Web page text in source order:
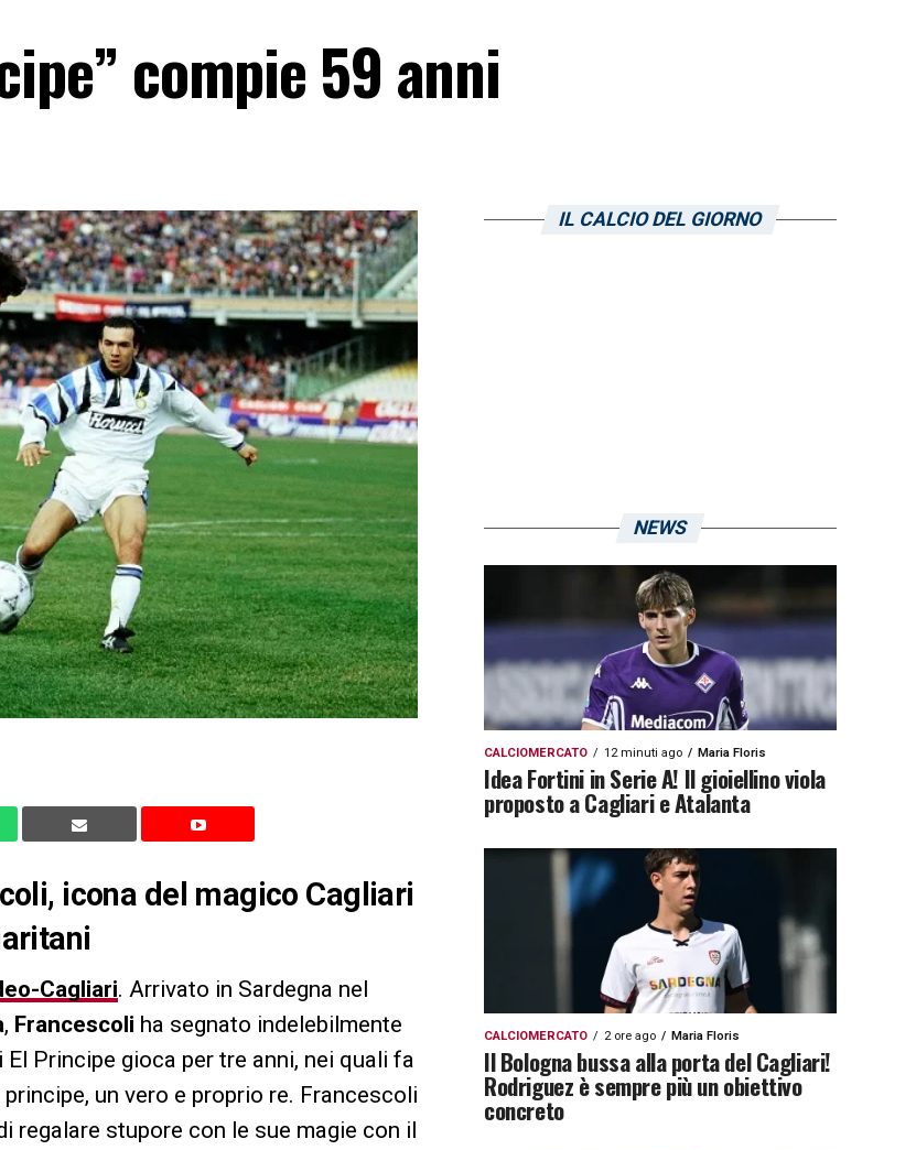
compie 59 anni
icona del magico Cagliari
Cagliari. Arrivato in Sardegna nel
, Francescoli ha segnato indelebilmente
Principe gioca per tre anni, nei quali fa
un vero e proprio re. Francescoli
regalare stupore con le sue magie con il
IL CALCIO DEL GIORNO
NEWS
CALCIOMERCATO 12 minuti ago Maria Floris
Idea Fortini in Serie A! Il gioiellino viola
proposto a Cagliari e Atalanta
CALCIOMERCATO 2 ore ago Maria Floris
Il Bologna bussa alla porta del Cagliari!
Rodriguez è sempre più un obiettivo
concreto